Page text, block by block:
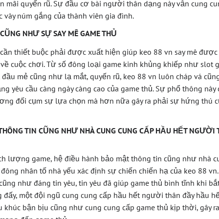
mãi quyến rũ. Sự đầu cơ bài người thân dạng này vẫn cung
núm gắng của thành viên gia đình.
NHƯ SỰ SAY MÊ GAME THỦ
thiết buộc phải được xuất hiện giúp keo 88 vn say mê
cuộc chơi. Từ số đông loại game kinh khủng khiếp như slot
mẻ cũng như lạ mắt, quyến rũ, keo 88 vn luôn cháp vá
yêu cầu càng ngày càng cao của game thủ. Sự phổ thông
đối cụm sự lựa chọn mà hơn nữa gây ra phải sự hứng thú
TIN CŨNG NHƯ NHÀ CUNG CUNG CẤP HẦU HẾT
lượng game, hệ điều hành bảo mật thông tin cũng như nhà
nhân tố nhà yếu xác định sự chiến chiến hạ của keo 88
như đáng tin yêu, tin yêu đã giúp game thủ bình tĩnh khi
đấy, một đội ngũ cung cung cấp hầu hết người thân đầy hầu
khúc bận bịu cũng như cung cung cấp game thủ kịp thời, gây